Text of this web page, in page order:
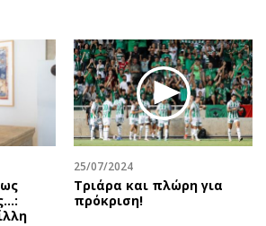
25/07/2024
Τριάρα και πλώρη για
πρόκριση!